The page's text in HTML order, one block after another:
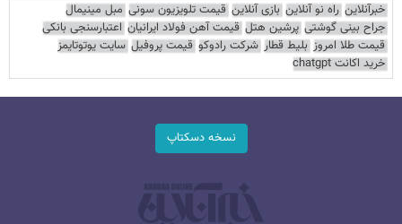
خبرآنلاین راه نو آنلاین بازی آنلاین قیمت تلویزیون سونی مبل مینیمال
جراح بینی گوشتی پرشین هتل قیمت آهن فولاد ایرانیان اعتبارسنجی بانکی
قیمت طلا امروز بلیط قطار شرکت رادوکو قیمت پروفیل سایت یوتوتایمز
خرید اکانت chatgpt
نسخه دسکتاپ